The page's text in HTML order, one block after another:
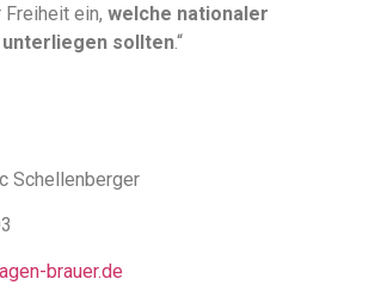
ein, welche nationaler
sollten.“
Schellenberger
brauer.de